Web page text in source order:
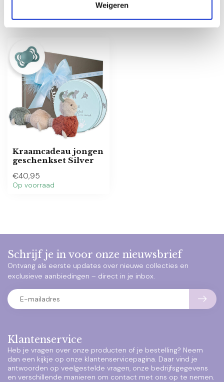
Weigeren
Recent bekeken
Kraamcadeau jongen
geschenkset Silver
€40,95
Op voorraad
Klantenservice
Heb je vragen over onze producten of je bestelling? Neem
dan een kijkje op onze klantenservicepagina. Daar vind je
antwoorden op veelgestelde vragen, onze bedrijfsgegevens
en verschillende manieren om contact met ons op te nemen.
Schrijf je in voor onze nieuwsbrief
Ontvang als eerste updates over nieuwe collecties en
exclusieve aanbiedingen – direct in je inbox.